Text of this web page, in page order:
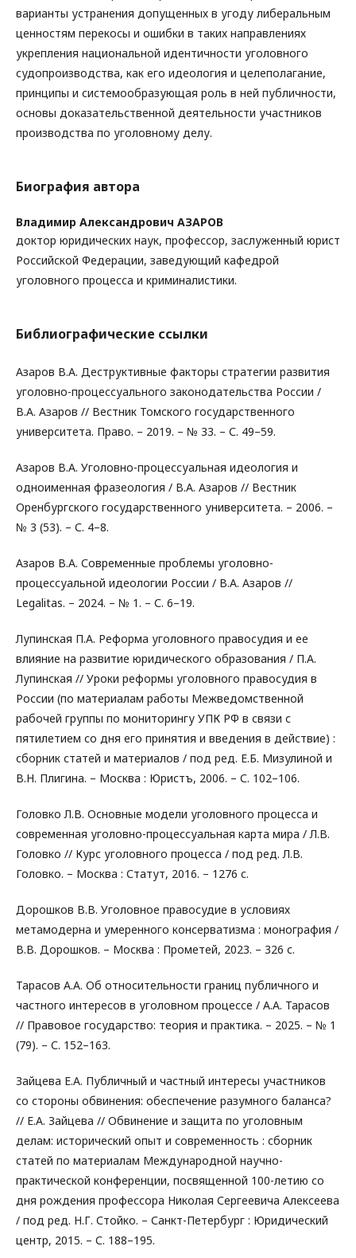
варианты устранения допущенных в угоду либеральным
ценностям перекосы и ошибки в таких направлениях
укрепления национальной идентичности уголовного
судопроизводства, как его идеология и целеполагание,
принципы и системообразующая роль в ней публичности,
основы доказательственной деятельности участников
производства по уголовному делу.
Биография автора
Владимир Александрович АЗАРОВ
доктор юридических наук, профессор, заслуженный юрист
Российской Федерации, заведующий кафедрой
уголовного процесса и криминалистики.
Библиографические ссылки
Азаров В.А. Деструктивные факторы стратегии развития
уголовно-процессуального законодательства России /
В.А. Азаров // Вестник Томского государственного
университета. Право. – 2019. – № 33. – С. 49–59.
Азаров В.А. Уголовно-процессуальная идеология и
одноименная фразеология / В.А. Азаров // Вестник
Оренбургского государственного университета. – 2006. –
№ 3 (53). – С. 4–8.
Азаров В.А. Современные проблемы уголовно-
процессуальной идеологии России / В.А. Азаров //
Legalitas. – 2024. – № 1. – С. 6–19.
Лупинская П.А. Реформа уголовного правосудия и ее
влияние на развитие юридического образования / П.А.
Лупинская // Уроки реформы уголовного правосудия в
России (по материалам работы Межведомственной
рабочей группы по мониторингу УПК РФ в связи с
пятилетием со дня его принятия и введения в действие) :
сборник статей и материалов / под ред. Е.Б. Мизулиной и
В.Н. Плигина. – Москва : Юристъ, 2006. – С. 102–106.
Головко Л.В. Основные модели уголовного процесса и
современная уголовно-процессуальная карта мира / Л.В.
Головко // Курс уголовного процесса / под ред. Л.В.
Головко. – Москва : Статут, 2016. – 1276 с.
Дорошков В.В. Уголовное правосудие в условиях
метамодерна и умеренного консерватизма : монография /
В.В. Дорошков. – Москва : Прометей, 2023. – 326 с.
Тарасов А.А. Об относительности границ публичного и
частного интересов в уголовном процессе / А.А. Тарасов
// Правовое государство: теория и практика. – 2025. – № 1
(79). – С. 152–163.
Зайцева Е.А. Публичный и частный интересы участников
со стороны обвинения: обеспечение разумного баланса?
// Е.А. Зайцева // Обвинение и защита по уголовным
делам: исторический опыт и современность : сборник
статей по материалам Международной научно-
практической конференции, посвященной 100-летию со
дня рождения профессора Николая Сергеевича Алексеева
/ под ред. Н.Г. Стойко. – Санкт-Петербург : Юридический
центр, 2015. – С. 188–195.